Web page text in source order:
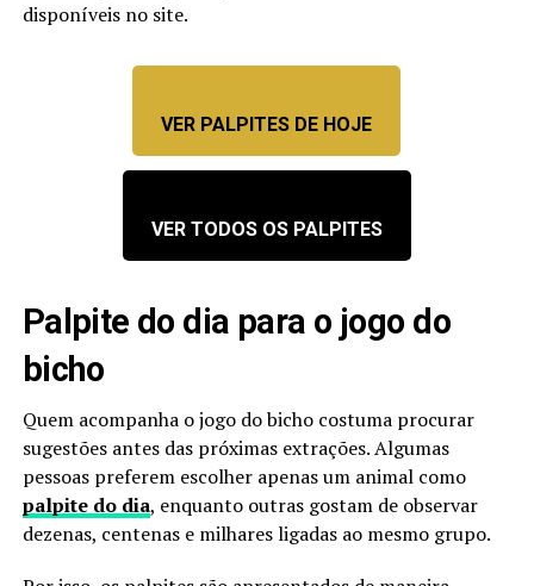
disponíveis no site.
VER PALPITES DE HOJE
VER TODOS OS PALPITES
Palpite do dia para o jogo do
bicho
Quem acompanha o jogo do bicho costuma procurar
sugestões antes das próximas extrações. Algumas
pessoas preferem escolher apenas um animal como
palpite do dia, enquanto outras gostam de observar
dezenas, centenas e milhares ligadas ao mesmo grupo.